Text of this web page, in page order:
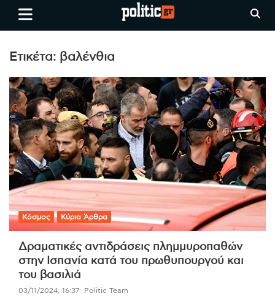
Skip
Ειδήσεις απο τη
Θεσσαλονίκη, την Ελλάδα και
όλο τον Κόσμο
politic.gr
Ετικέτα: βαλένθια
Κόσμος Κύρια Άρθρα
Δραματικές αντιδράσεις πλημμυροπαθών
στην Ισπανία κατά του πρωθυπουργού και
του βασιλιά
03/11/2024, 16:37 Politic Team